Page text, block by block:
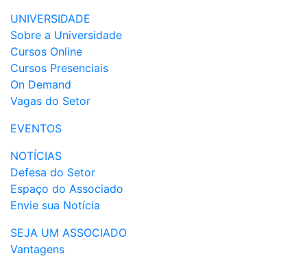
UNIVERSIDADE
Sobre a Universidade
Cursos Online
Cursos Presenciais
On Demand
Vagas do Setor
EVENTOS
NOTÍCIAS
Defesa do Setor
Espaço do Associado
Envie sua Notícia
SEJA UM ASSOCIADO
Vantagens